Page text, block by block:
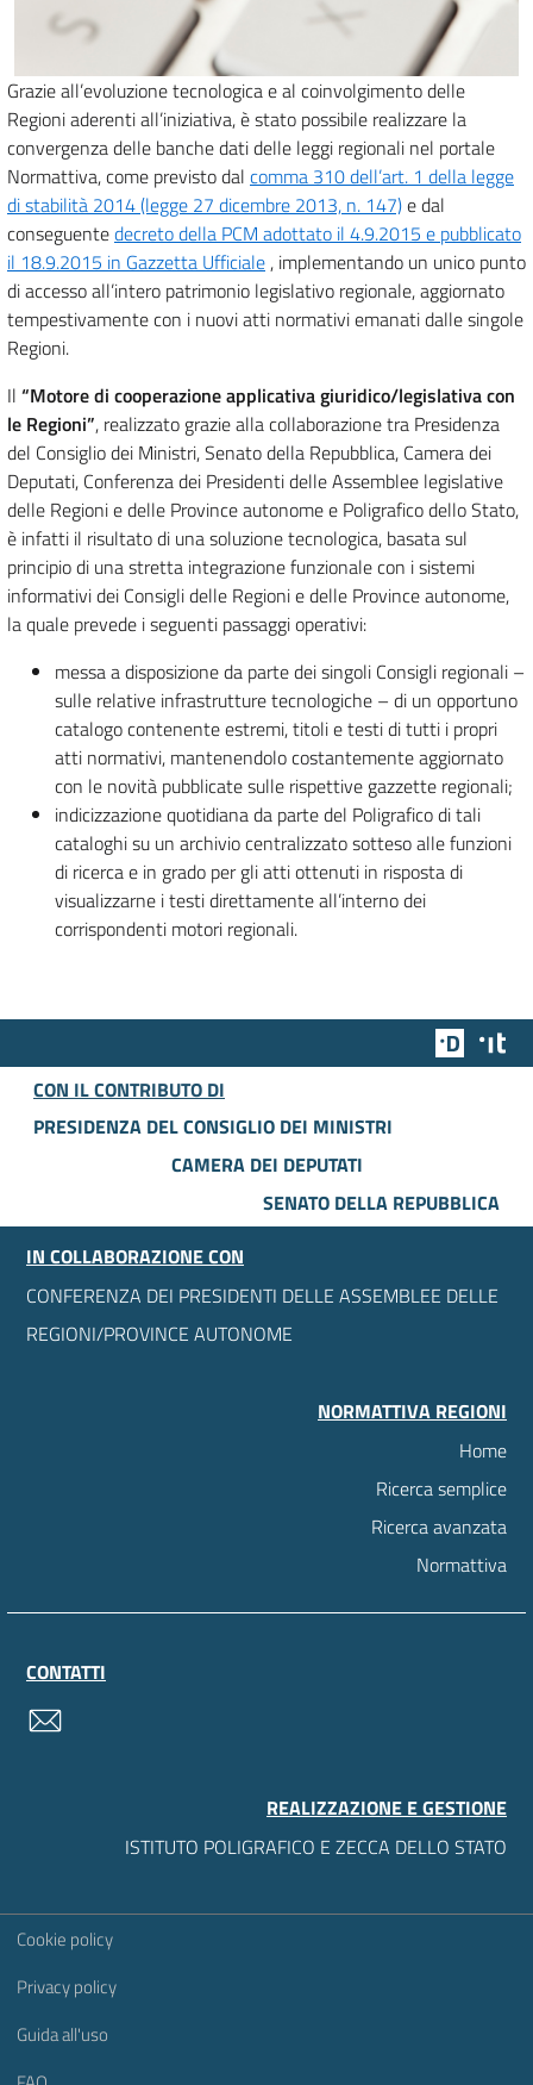
Grazie all’evoluzione tecnologica e al coinvolgimento delle
Regioni aderenti all’iniziativa, è stato possibile realizzare la
convergenza delle banche dati delle leggi regionali nel portale
Normattiva, come previsto dal comma 310 dell’art. 1 della legge
di stabilità 2014 (legge 27 dicembre 2013, n. 147)e dal
conseguentedecreto della PCM adottato il 4.9.2015 e pubblicato
il 18.9.2015 in Gazzetta Ufficiale , implementando un unico punto
di accesso all’intero patrimonio legislativo regionale, aggiornato
tempestivamente con i nuovi atti normativi emanati dalle singole
Regioni.
Il “Motore di cooperazione applicativa giuridico/legislativa con
le Regioni”, realizzato grazie alla collaborazione tra Presidenza
del Consiglio dei Ministri, Senato della Repubblica, Camera dei
Deputati, Conferenza dei Presidenti delle Assemblee legislative
delle Regioni e delle Province autonome e Poligrafico dello Stato,
è infatti il risultato di una soluzione tecnologica, basata sul
principio di una stretta integrazione funzionale con i sistemi
informativi dei Consigli delle Regioni e delle Province autonome,
la quale prevede i seguenti passaggi operativi:
messa a disposizione da parte dei singoli Consigli regionali –
sulle relative infrastrutture tecnologiche – di un opportuno
catalogo contenente estremi, titoli e testi di tutti i propri
atti normativi, mantenendolo costantemente aggiornato
con le novità pubblicate sulle rispettive gazzette regionali;
indicizzazione quotidiana da parte del Poligrafico di tali
cataloghi su un archivio centralizzato sotteso alle funzioni
di ricerca e in grado per gli atti ottenuti in risposta di
visualizzarne i testi direttamente all’interno dei
corrispondenti motori regionali.
Team
CON IL CONTRIBUTO DI
PRESIDENZA DEL CONSIGLIO DEI MINISTRI
CAMERA DEI DEPUTATI
SENATO DELLA REPUBBLICA
IN COLLABORAZIONE CON
CONFERENZA DEI PRESIDENTI DELLE ASSEMBLEE DELLE
REGIONI/PROVINCE AUTONOME
NORMATTIVA REGIONI
Home
Ricerca semplice
Ricerca avanzata
Normattiva
CONTATTI
REALIZZAZIONE E GESTIONE
ISTITUTO POLIGRAFICO E ZECCA DELLO STATO
Sezione Link Utili
Cookie policy
Privacy policy
Guida all'uso